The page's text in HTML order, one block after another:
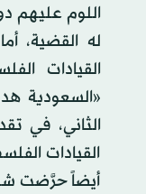
اللوم عليهم
له القضية،
القيادات
«السعودية
الثاني، في
القيادات
أيضاً حرَّضت